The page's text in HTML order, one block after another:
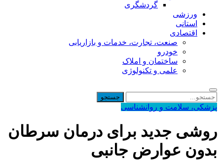
گردشگری
ورزشی
استانی
اقتصادی
صنعت، تجارت، خدمات و بازاریابی
خودرو
ساختمان و املاک
علمی و تکنولوژی
پزشکی، سلامت و روانشناسی
روشی جدید برای درمان سرطان
بدون عوارض جانبی